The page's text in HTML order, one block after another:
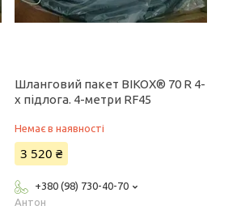
Шланговий пакет BIKOX® 70 R 4-
x підлога. 4-метри RF45
Немає в наявності
3 520 ₴
+380 (98) 730-40-70
Антон